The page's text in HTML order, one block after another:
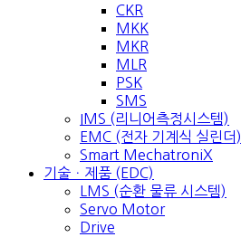
CKR
MKK
MKR
MLR
PSK
SMS
IMS (리니어측정시스템)
EMC (전자 기계식 실린더)
Smart MechatroniX
기술ㆍ제품 (EDC)
LMS (순환 물류 시스템)
Servo Motor
Drive